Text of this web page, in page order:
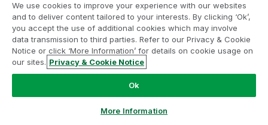
campo specifico.
Hai trovato utile questa pagina?
Se riscontri problemi con questa pagina o con il suo
contenuto – un errore di battitura, un passaggio
We use cookies to improve your experience with our websites
and to deliver content tailored to your interests. By clicking ‘Ok’,
you accept the use of additional cookies which may involve
data transmission to third parties. Refer to our Privacy & Cookie
Notice or click ‘More Information’ for details on cookie usage on
our sites. Privacy & Cookie Notice
Ok
More Information